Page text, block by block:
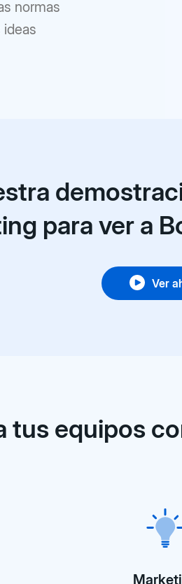
normas
ideas
para ver a
Ver
tus equipos